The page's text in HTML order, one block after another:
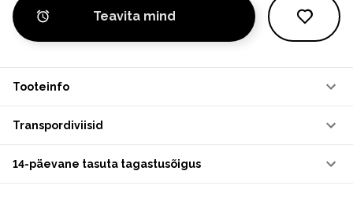
Teavita mind
Tooteinfo
Transpordiviisid
14-päevane tasuta tagastusõigus